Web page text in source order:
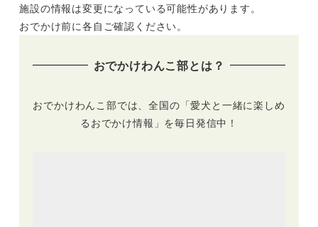
施設の情報は変更になっている可能性があります。
おでかけ前に各自ご確認ください。
おでかけわんこ部とは？
おでかけわんこ部では、全国の「愛犬と一緒に楽しめ
るおでかけ情報」を毎日発信中！